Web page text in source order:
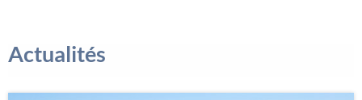
Actualités